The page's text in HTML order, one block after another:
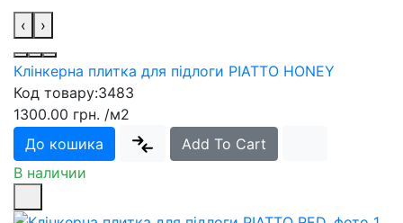
‹ ›
Клінкерна плитка для підлоги PIATTO HONEY
Код товару:3483
1300.00 грн. /м2
До кошика
Add To Cart
В наличии